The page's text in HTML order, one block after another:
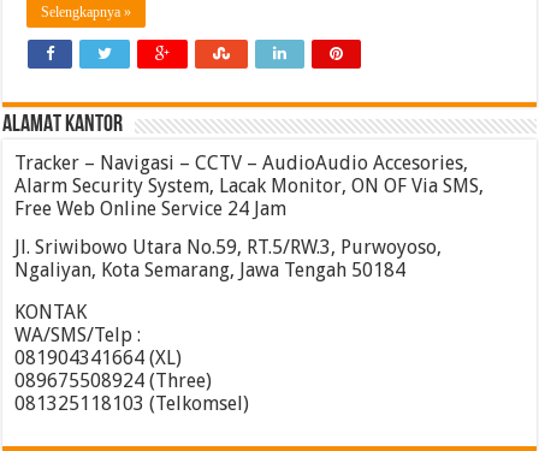
Selengkapnya »
ALAMAT KANTOR
Tracker – Navigasi – CCTV – AudioAudio Accesories,
Alarm Security System, Lacak Monitor, ON OF Via SMS,
Free Web Online Service 24 Jam
Jl. Sriwibowo Utara No.59, RT.5/RW.3, Purwoyoso,
Ngaliyan, Kota Semarang, Jawa Tengah 50184
KONTAK
WA/SMS/Telp :
081904341664 (XL)
089675508924 (Three)
081325118103 (Telkomsel)